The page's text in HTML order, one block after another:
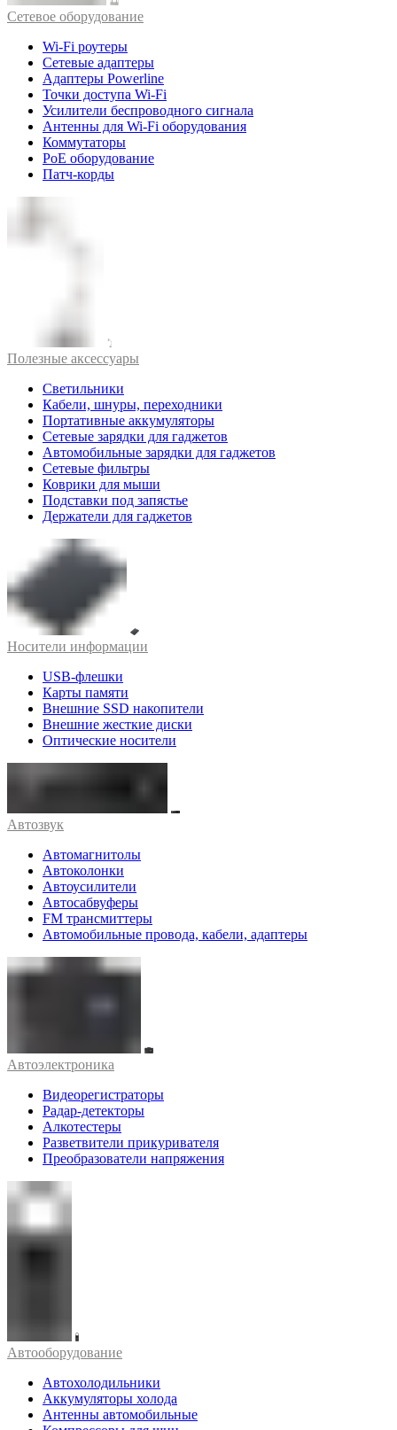
Cетевое оборудование
Wi-Fi роутеры
Сетевые адаптеры
Адаптеры Powerline
Точки доступа Wi-Fi
Усилители беспроводного сигнала
Антенны для Wi-Fi оборудования
Коммутаторы
PoE оборудование
Патч-корды
Полезные аксессуары
Светильники
Кабели, шнуры, переходники
Портативные аккумуляторы
Сетевые зарядки для гаджетов
Автомобильные зарядки для гаджетов
Сетевые фильтры
Коврики для мыши
Подставки под запястье
Держатели для гаджетов
Носители информации
USB-флешки
Карты памяти
Внешние SSD накопители
Внешние жесткие диски
Оптические носители
Автозвук
Автомагнитолы
Автоколонки
Автоусилители
Автосабвуферы
FM трансмиттеры
Автомобильные провода, кабели, адаптеры
Автоэлектроника
Видеорегистраторы
Радар-детекторы
Алкотестеры
Разветвители прикуривателя
Преобразователи напряжения
Автооборудование
Автохолодильники
Аккумуляторы холода
Антенны автомобильные